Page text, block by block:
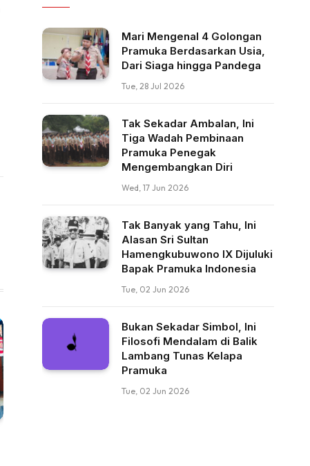
Mari Mengenal 4 Golongan
Pramuka Berdasarkan Usia,
Dari Siaga hingga Pandega
Tue, 28 Jul 2026
Tak Sekadar Ambalan, Ini
Tiga Wadah Pembinaan
Pramuka Penegak
Mengembangkan Diri
Wed, 17 Jun 2026
Tak Banyak yang Tahu, Ini
Alasan Sri Sultan
Hamengkubuwono IX Dijuluki
Bapak Pramuka Indonesia
Tue, 02 Jun 2026
Bukan Sekadar Simbol, Ini
Filosofi Mendalam di Balik
Lambang Tunas Kelapa
Pramuka
Tue, 02 Jun 2026